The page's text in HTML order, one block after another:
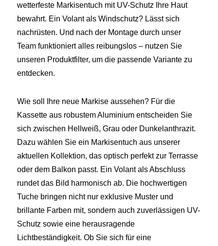
wetterfeste Markisentuch mit UV-Schutz Ihre Haut
bewahrt. Ein Volant als Windschutz? Lässt sich
nachrüsten. Und nach der Montage durch unser
Team funktioniert alles reibungslos – nutzen Sie
unseren Produktfilter, um die passende Variante zu
entdecken.
Wie soll Ihre neue Markise aussehen? Für die
Kassette aus robustem Aluminium entscheiden Sie
sich zwischen Hellweiß, Grau oder Dunkelanthrazit.
Dazu wählen Sie ein Markisentuch aus unserer
aktuellen Kollektion, das optisch perfekt zur Terrasse
oder dem Balkon passt. Ein Volant als Abschluss
rundet das Bild harmonisch ab. Die hochwertigen
Tuche bringen nicht nur exklusive Muster und
brillante Farben mit, sondern auch zuverlässigen UV-
Schutz sowie eine herausragende
Lichtbeständigkeit. Ob Sie sich für eine